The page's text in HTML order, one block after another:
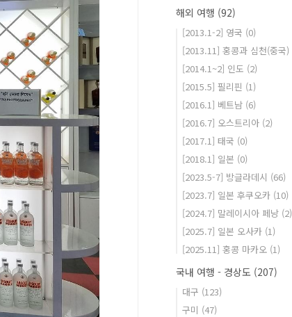
해외 여행 (92)
[2013.1-2] 영국 (0)
[2013.11] 홍콩과 심천(중국)
[2014.1~2] 인도 (2)
[2015.5] 필리핀 (1)
[2016.1] 베트남 (6)
[2016.7] 오스트리아 (2)
[2017.1] 태국 (0)
[2018.1] 일본 (0)
[2023.5-7] 방글라데시 (66)
[2023.7] 일본 후쿠오카 (10)
[2024.7] 말레이시아 페낭 (2)
[2025.7] 일본 오사카 (1)
[2025.11] 홍콩 마카오 (1)
국내 여행 - 경상도 (207)
대구 (123)
구미 (47)